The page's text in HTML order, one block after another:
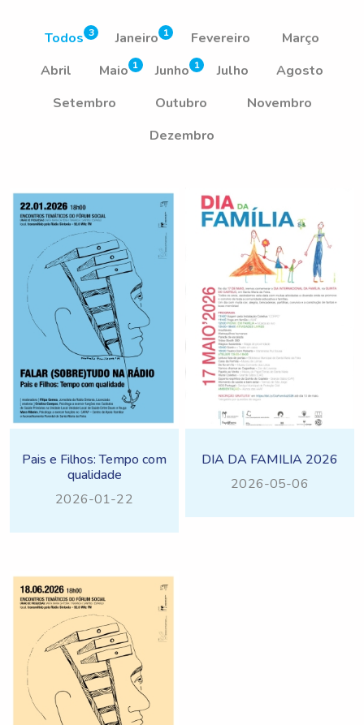
Todos 3 Janeiro 1 Fevereiro
Março
Abril
Maio 1 Junho 1 Julho
Agosto
Setembro
Outubro
Novembro
Dezembro
Pais e Filhos: Tempo com
qualidade
2026-01-22
DIA DA FAMILIA 2026
2026-05-06